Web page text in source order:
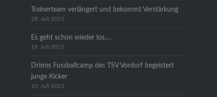
Trainerteam verlängert und bekommt Verstärkung
28. Juli 2025
Es geht schon wieder los….
19. Juli 2025
Drittes Fussballcamp des TSV Vordorf begeistert
junge Kicker
10. Juli 2025